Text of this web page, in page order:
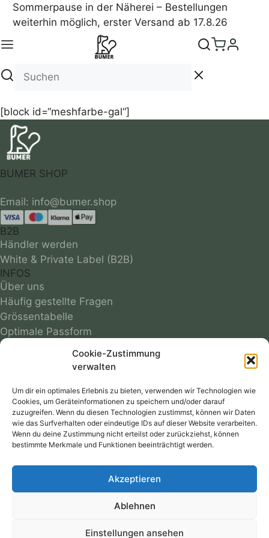
Cookie-Zustimmung
verwalten
Um dir ein optimales Erlebnis zu bieten, verwenden wir Technologien wie
Cookies, um Geräteinformationen zu speichern und/oder darauf
zuzugreifen. Wenn du diesen Technologien zustimmst, können wir Daten
wie das Surfverhalten oder eindeutige IDs auf dieser Website verarbeiten.
Wenn du deine Zustimmung nicht erteilst oder zurückziehst, können
bestimmte Merkmale und Funktionen beeinträchtigt werden.
Akzeptieren
Ablehnen
Einstellungen ansehen
Sommerpause in der Näherei – Bestellungen
weiterhin möglich, erster Versand ab 17.8.26
[block id=“meshfarbe-gal“]
BUMER SHOP
B2B
Händler werden
White & Private Label (B2B)
INFOS
Über uns
Häufig gestellte Fragen
Grössentabelle
Optimale Passform
Infos zu Materialien
Reparaturservice
Versandkosten
Follow
AGB